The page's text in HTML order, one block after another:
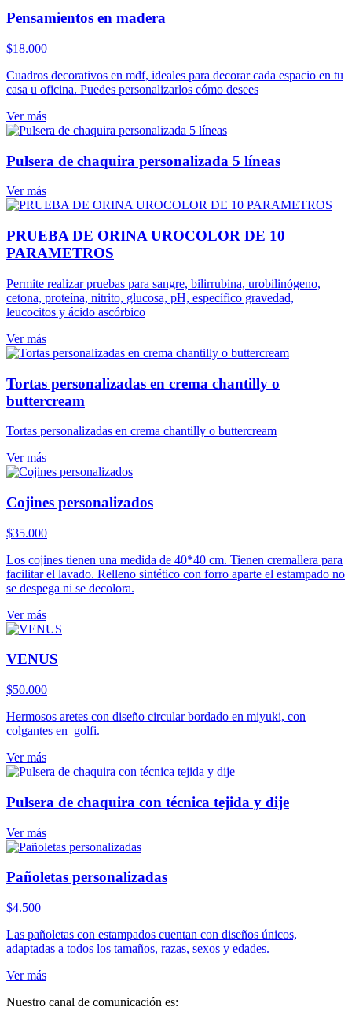
Pensamientos en madera
$18.000
Cuadros decorativos en mdf, ideales para decorar cada espacio en tu
casa u oficina. Puedes personalizarlos cómo desees
Ver más
Pulsera de chaquira personalizada 5 líneas
Ver más
PRUEBA DE ORINA UROCOLOR DE 10
PARAMETROS
Permite realizar pruebas para sangre, bilirrubina, urobilinógeno,
cetona, proteína, nitrito, glucosa, pH, específico gravedad,
leucocitos y ácido ascórbico
Ver más
Tortas personalizadas en crema chantilly o
buttercream
Tortas personalizadas en crema chantilly o buttercream
Ver más
Cojines personalizados
$35.000
Los cojines tienen una medida de 40*40 cm. Tienen cremallera para
facilitar el lavado. Relleno sintético con forro aparte el estampado no
se despega ni se decolora.
Ver más
VENUS
$50.000
Hermosos aretes con diseño circular bordado en miyuki, con
colgantes en golfi.
Ver más
Pulsera de chaquira con técnica tejida y dije
Ver más
Pañoletas personalizadas
$4.500
Las pañoletas con estampados cuentan con diseños únicos,
adaptadas a todos los tamaños, razas, sexos y edades.
Ver más
Nuestro canal de comunicación es: